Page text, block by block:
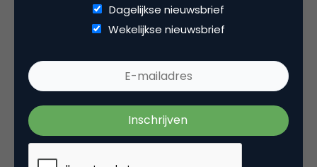
Ben inderdaad benieuwd Serge en uiteraard
veel plezier in Slovenie!
23 augustus 2006 om 11:53
Dagelijkse nieuwsbrief
Wekelijkse nieuwsbrief